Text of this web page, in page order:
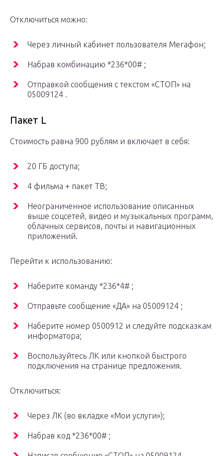
Отключиться можно:
Через личный кабинет пользователя Мегафон;
Набрав комбинацию *236*00# ;
Отправкой сообщения с текстом «СТОП» на
05009124 .
Пакет L
Стоимость равна 900 рублям и включает в себя:
20 ГБ доступа;
4 фильма + пакет ТВ;
Неограниченное использование описанных
выше соцсетей, видео и музыкальных программ,
облачных сервисов, почты и навигационных
приложений.
Перейти к использованию:
Наберите команду *236*4# ;
Отправьте сообщение «ДА» на 05009124 ;
Наберите номер 0500912 и следуйте подсказкам
информатора;
Воспользуйтесь ЛК или кнопкой быстрого
подключения на странице предложения.
Отключиться:
Через ЛК (во вкладке «Мои услуги»);
Набрав код *236*00# ;